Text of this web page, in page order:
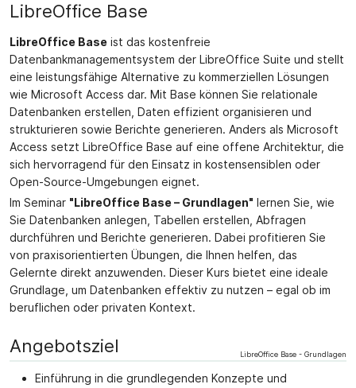
LibreOffice Base
LibreOffice Base ist das kostenfreie
Datenbankmanagementsystem der LibreOffice Suite und stellt
eine leistungsfähige Alternative zu kommerziellen Lösungen
wie Microsoft Access dar. Mit Base können Sie relationale
Datenbanken erstellen, Daten effizient organisieren und
strukturieren sowie Berichte generieren. Anders als Microsoft
Access setzt LibreOffice Base auf eine offene Architektur, die
sich hervorragend für den Einsatz in kostensensiblen oder
Open-Source-Umgebungen eignet.
Im Seminar "LibreOffice Base – Grundlagen" lernen Sie, wie
Sie Datenbanken anlegen, Tabellen erstellen, Abfragen
durchführen und Berichte generieren. Dabei profitieren Sie
von praxisorientierten Übungen, die Ihnen helfen, das
Gelernte direkt anzuwenden. Dieser Kurs bietet eine ideale
Grundlage, um Datenbanken effektiv zu nutzen – egal ob im
beruflichen oder privaten Kontext.
Angebotsziel LibreOffice Base - Grundlagen
Einführung in die grundlegenden Konzepte und